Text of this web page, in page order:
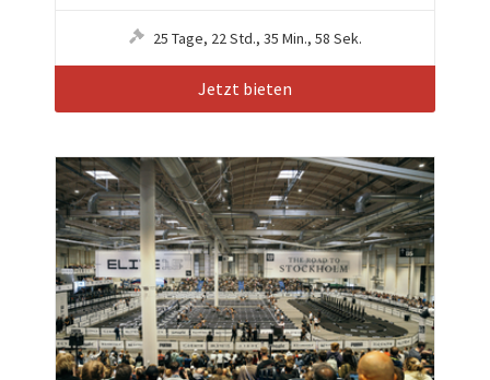
25 Tage, 22Std., 35 Min., 55 Sek.
Jetzt bieten